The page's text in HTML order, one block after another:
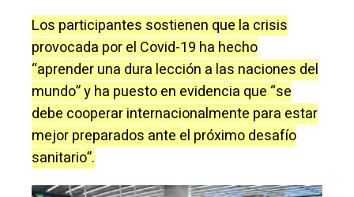
Los participantes sostienen que la crisis
provocada por el Covid-19 ha hecho
“aprender una dura lección a las naciones del
mundo” y ha puesto en evidencia que “se
debe cooperar internacionalmente para estar
mejor preparados ante el próximo desafío
sanitario”.